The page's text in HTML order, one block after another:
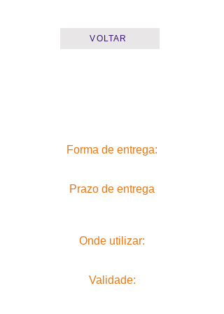
VOLTAR
Forma de entrega:
Prazo de entrega
Onde utilizar:
Validade: